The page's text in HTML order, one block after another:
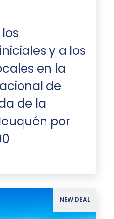
y a los
en la
de
de la
por
NEW DEAL